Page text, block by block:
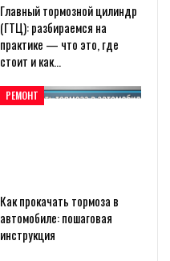
Главный тормозной цилиндр
(ГТЦ): разбираемся на
практике — что это, где
стоит и как…
РЕМОНТ
Как прокачать тормоза в
автомобиле: пошаговая
инструкция